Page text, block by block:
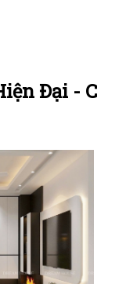
Đại - C